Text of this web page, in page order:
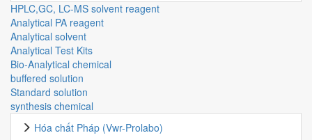
HPLC,GC, LC-MS solvent reagent
Analytical PA reagent
Analytical solvent
Analytical Test Kits
Bio-Analytical chemical
buffered solution
Standard solution
synthesis chemical
Hóa chất Pháp (Vwr-Prolabo)